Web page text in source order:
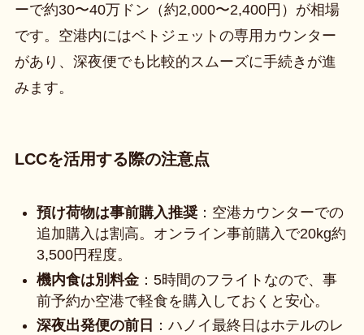
ーで約30〜40万ドン（約2,000〜2,400円）が相場
です。空港内にはベトジェットの専用カウンター
があり、深夜便でも比較的スムーズに手続きが進
みます。
LCCを活用する際の注意点
預け荷物は事前購入推奨：空港カウンターでの
追加購入は割高。オンライン事前購入で20kg約
3,500円程度。
機内食は別料金：5時間のフライトなので、事
前予約か空港で軽食を購入しておくと安心。
深夜出発便の前日 ：ハノイ最終日はホテルのレ